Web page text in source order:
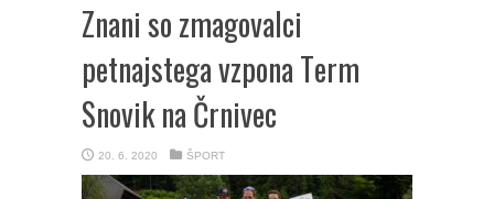
Znani so zmagovalci
petnajstega vzpona Term
Snovik na Črnivec
20. 6. 2020 ŠPORT